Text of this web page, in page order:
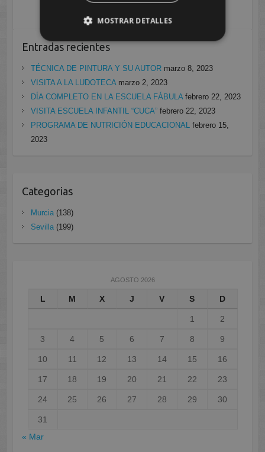
Entradas recientes
TÉCNICA DE PINTURA Y SU AUTOR marzo 8, 2023
VISITA A LA LUDOTECA marzo 2, 2023
DÍA COMPLETO EN LA ESCUELA FÁBULA febrero 22, 2023
VISITA ESCUELA INFANTIL “CUCA” febrero 22, 2023
PROGRAMA DE NUTRICIÓN EDUCACIONAL febrero 15,
2023
Categorias
Murcia(138)
Sevilla(199)
AGOSTO 2026
L M X J V S D
1 2
3 4 5 6 7 8 9
10 11 12 13 14 15 16
17 18 19 20 21 22 23
24 25 26 27 28 29 30
31
« Mar
MOSTRAR DETALLES